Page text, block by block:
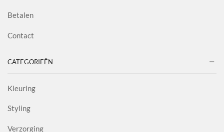
Betalen
Contact
CATEGORIEËN
Kleuring
Styling
Verzorging